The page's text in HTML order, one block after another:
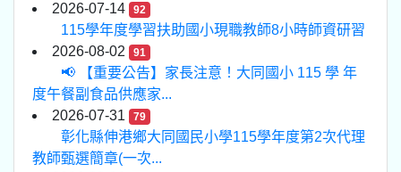
2026-07-14
92
115學年度學習扶助國小現職教師8小時師資研習
2026-08-02
91
📢 【重要公告】家長注意！大同國小 115 學 年
度午餐副食品供應家...
2026-07-31
79
彰化縣伸港鄉大同國民小學115學年度第2次代理
教師甄選簡章(一次...